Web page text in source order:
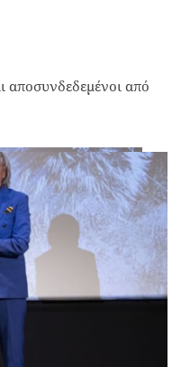
αποσυνδεδεμένοι από